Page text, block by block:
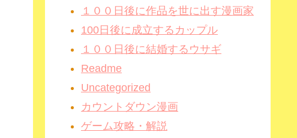
１００日後に作品を世に出す漫画家
100日後に成立するカップル
１００日後に結婚するウサギ
Readme
Uncategorized
カウントダウン漫画
ゲーム攻略・解説